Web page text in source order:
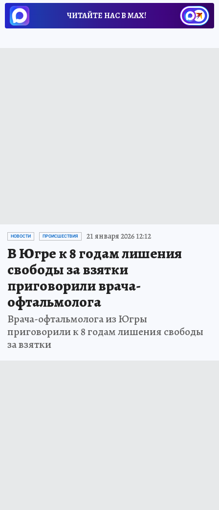
ЧИТАЙТЕ НАС В МАХ!
НОВОСТИ ПРОИСШЕСТВИЯ 21 января 2026 12:12
В Югре к 8 годам лишения
свободы за взятки
приговорили врача-
офтальмолога
Врача-офтальмолога из Югры
приговорили к 8 годам лишения свободы
за взятки